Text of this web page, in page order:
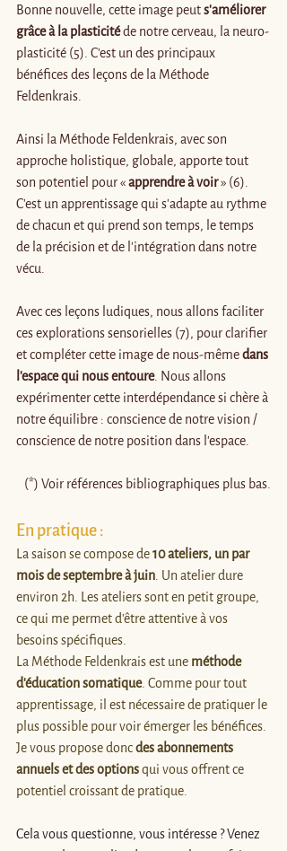
Bonne nouvelle, cette image peut s’améliorer
grâce à la plasticité de notre cerveau, la neuro-
plasticité (5). C’est un des principaux
bénéfices des leçons de la Méthode
Feldenkrais.
Ainsi la Méthode Feldenkrais, avec son
approche holistique, globale, apporte tout
son potentiel pour « apprendre à voir » (6).
C'est un apprentissage qui s’adapte au rythme
de chacun et qui prend son temps, le temps
de la précision et de l’intégration dans notre
vécu.
Avec ces leçons ludiques, nous allons faciliter
ces explorations sensorielles (7), pour clarifier
et compléter cette image de nous-même dans
l'espace qui nous entoure. Nous allons
expérimenter cette interdépendance si chère à
notre équilibre : conscience de notre vision /
conscience de notre position dans l’espace.
(*) Voir références bibliographiques plus bas.
En pratique :
La saison se compose de 10 ateliers, un par
mois de septembre à juin. Un atelier dure
environ 2h. ​Les ateliers sont en petit groupe,
ce qui me permet d'être attentive à vos
besoins spécifiques.
La Méthode Feldenkrais est une méthode
d'éducation somatique. Comme pour tout
apprentissage, il est nécessaire de pratiquer le
plus possible pour voir émerger les bénéfices.
Je vous propose donc des abonnements
annuels et des options qui vous offrent ce
potentiel croissant de pratique.
Cela vous questionne, vous intéresse ? Venez